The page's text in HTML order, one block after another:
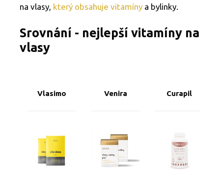
na vlasy, který obsahuje vitamíny a bylinky.
Srovnání - nejlepší vitamíny na
vlasy
Vlasimo Venira Curapil